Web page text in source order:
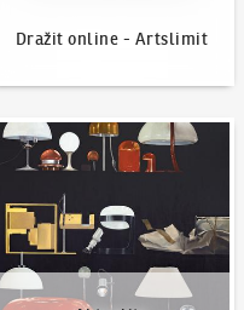
Dražit online - Artslimit
Aktuality